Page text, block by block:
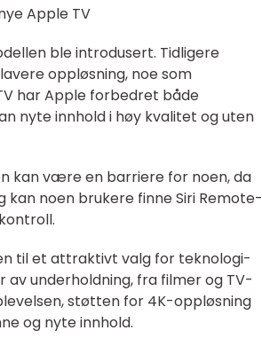
Apple TV
ble introdusert. Tidligere
oppløsning, noe som
har Apple forbedret både
nyte innhold i høy kvalitet og uten
kan være en barriere for noen, da
kan noen brukere finne Siri Remote-
til et attraktivt valg for teknologi-
underholdning, fra filmer og TV-
støtten for 4K-oppløsning
og nyte innhold.